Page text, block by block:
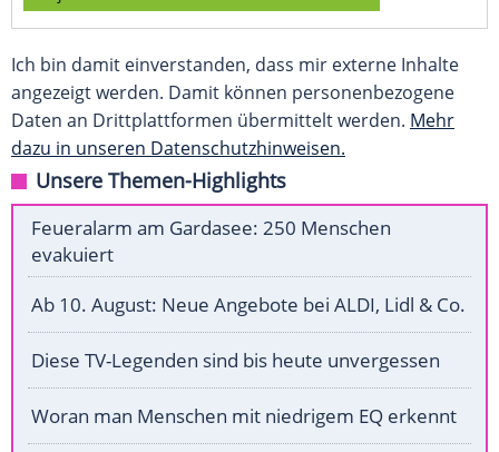
Ich bin damit einverstanden, dass mir externe Inhalte
angezeigt werden. Damit können personenbezogene
Daten an Drittplattformen übermittelt werden. Mehr
dazu in unseren Datenschutzhinweisen.
Unsere Themen-Highlights
Feueralarm am Gardasee: 250 Menschen
evakuiert
Ab 10. August: Neue Angebote bei ALDI, Lidl & Co.
Diese TV-Legenden sind bis heute unvergessen
Woran man Menschen mit niedrigem EQ erkennt